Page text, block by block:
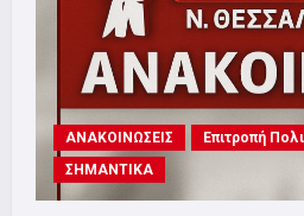
ΑΝΑΚΟΙΝΩΣΕΙΣ
Επιτροπή
ΣΗΜΑΝΤΙΚΑ